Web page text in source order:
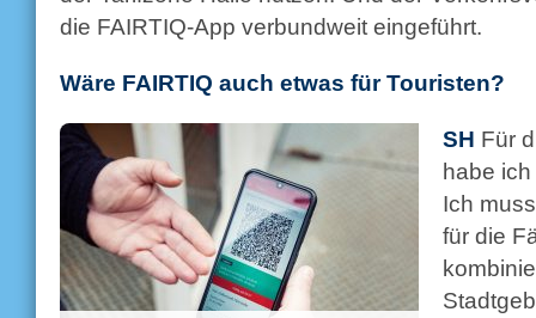
die FAIRTIQ-App verbundweit eingeführt.
Wäre FAIRTIQ auch etwas für Touristen?
SH Für
habe
Ich
für die